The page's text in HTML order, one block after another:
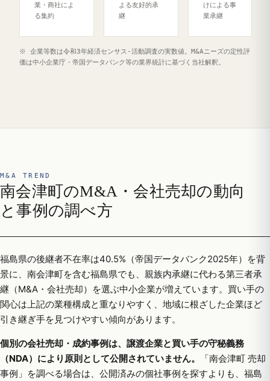
業・商社によ
る集約
よる友好的承
継
けによる事
業承継
※ 企業等数は令和3年経済センサス‐活動調査の実数値。M&Aニーズの定性評
価は中小企業庁・帝国データバンク等の業界統計に基づく当社解釈。
M&A TREND
南会津町のM&A・会社売却の動向
と事例の調べ方
福島県の後継者不在率は40.5%（帝国データバンク2025年）を背
景に、南会津町を含む福島県でも、親族内承継に代わる第三者承
継（M&A・会社売却）を選ぶ中小企業が増えています。買い手の
関心は上記の業種構成と重なりやすく、地域に根ざした企業ほど
引き継ぎ手を見つけやすい傾向があります。
個別の会社売却・成約事例は、譲渡企業と買い手の守秘義務
（NDA）により原則として公開されていません。
「南会津町 売却
事例」を調べる場合は、公開済みの個社事例を探すよりも、福島